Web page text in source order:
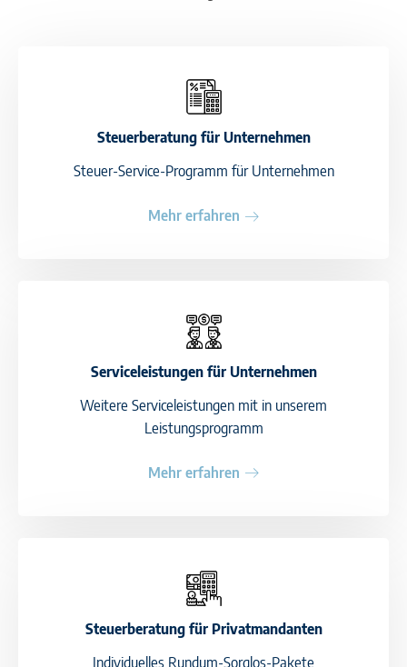
Steuerberatung für Unternehmen
Steuer-Service-Programm für Unternehmen
Mehr erfahren
Serviceleistungen für Unternehmen
Weitere Serviceleistungen mit in unserem
Leistungsprogramm
Mehr erfahren
Steuerberatung für Privatmandanten
Individuelles Rundum-Sorglos-Pakete